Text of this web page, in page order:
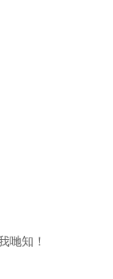
哋知！